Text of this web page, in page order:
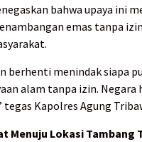
bahwa upaya ini
emas tanpa
berhenti menindak siapa
alam tanpa izin.
tegas Kapolres Agung
Menuju Lokasi Tambang